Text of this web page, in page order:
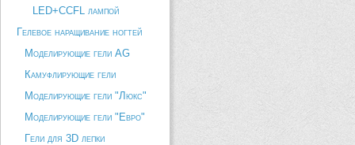
LED+CCFL лампой
Гелевое наращивание ногтей
Моделирующие гели AG
Камуфлирующие гели
Моделирующие гели "Люкс"
Моделирующие гели "Евро"
Гели для 3D лепки